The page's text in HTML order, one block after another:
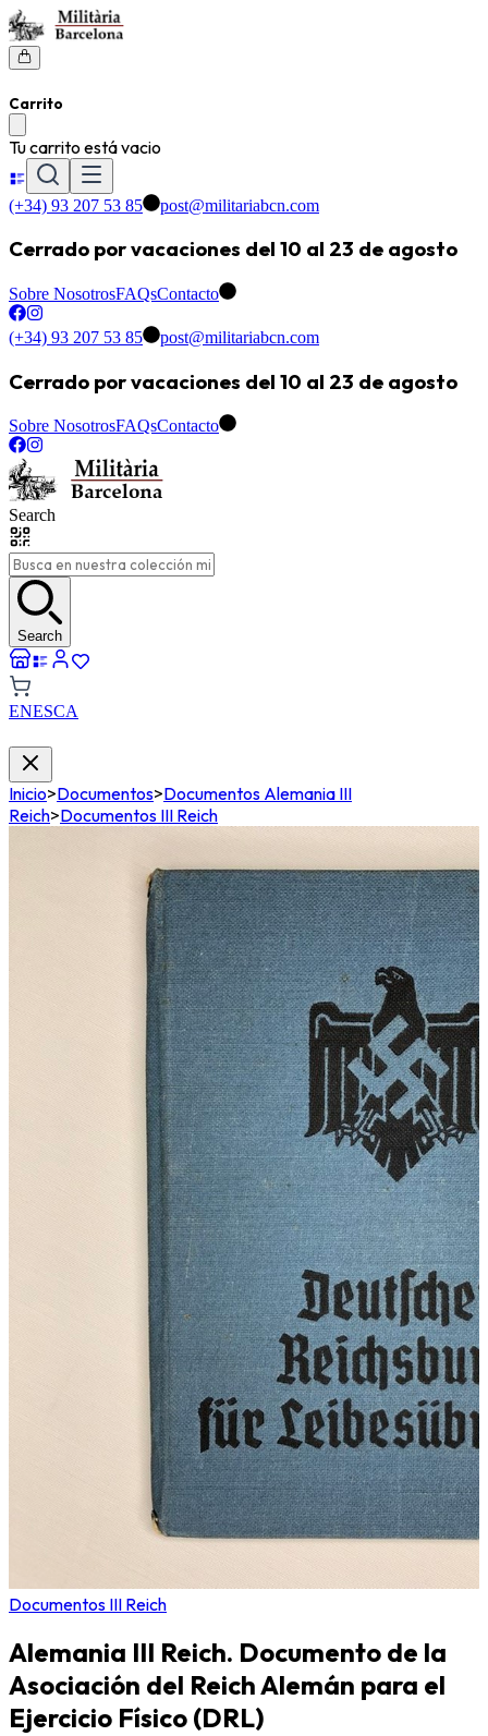
Carrito
Tu carrito está vacio
(+34) 93 207 53 85 post@militariabcn.com
Cerrado por vacaciones del 10 al 23 de agosto
Sobre NosotrosFAQsContacto
(+34) 93 207 53 85 post@militariabcn.com
Cerrado por vacaciones del 10 al 23 de agosto
Sobre NosotrosFAQsContacto
Search
Search
ENESCA
Inicio>Documentos>Documentos Alemania III
Reich>Documentos III Reich
Documentos III Reich
Alemania III Reich. Documento de la
Asociación del Reich Alemán para el
Ejercicio Físico (DRL)